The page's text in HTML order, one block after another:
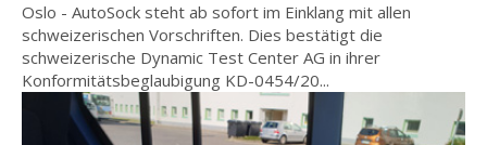
Oslo - AutoSock steht ab sofort im Einklang mit allen
schweizerischen Vorschriften. Dies bestätigt die
schweizerische Dynamic Test Center AG in ihrer
Konformitätsbeglaubigung KD-0454/20...